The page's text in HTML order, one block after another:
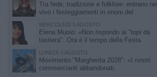
Tra fede, tradizione e folklore: entrano nel
vivo i festeggiamenti in onore del
MERCOLEDÌ 5 AGOSTO
Elena Muoio: «Non rispondo ai "topi da
tastiera". Ora è il tempo della Festa
LUNEDÌ 3 AGOSTO
Movimento "Margherita 2028": «I nostri
commercianti abbandonati,